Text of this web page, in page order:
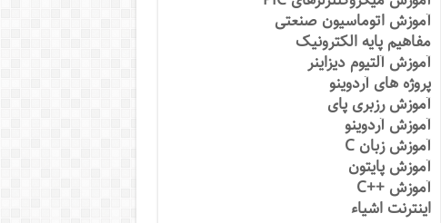
آموزش اتوماسیون صنعتی
مفاهیم پایه الکترونیک
آموزش آلتیوم دیزاینر
پروژه های آردوینو
آموزش رزبری پای
آموزش آردوینو
آموزش زبان C
آموزش پایتون
آموزش ++C
اینترنت اشیاء